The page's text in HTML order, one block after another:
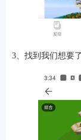
小游戏恋
冒险解谜
系统工具影音播放
3、找到我们想要